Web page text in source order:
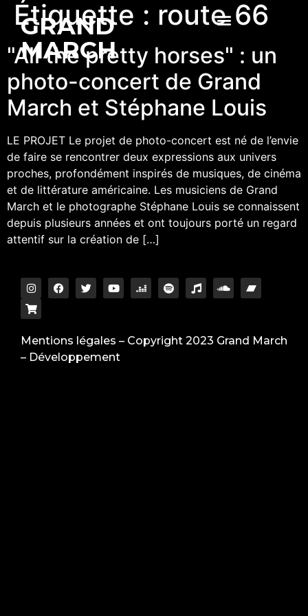
GRAND
MARCH
Étiquette : route 66
"All the pretty horses" : un
photo-concert de Grand
March et Stéphane Louis
LE PROJET Le projet de photo-concert est né de l’envie
de faire se rencontrer deux expressions aux univers
proches, profondément inspirés de musiques, de cinéma
et de littérature américaine. Les musiciens de Grand
March et le photographe Stéphane Louis se connaissent
depuis plusieurs années et ont toujours porté un regard
attentif sur la création de […]
Mentions légales – Copyright 2023 Grand March
– Développement